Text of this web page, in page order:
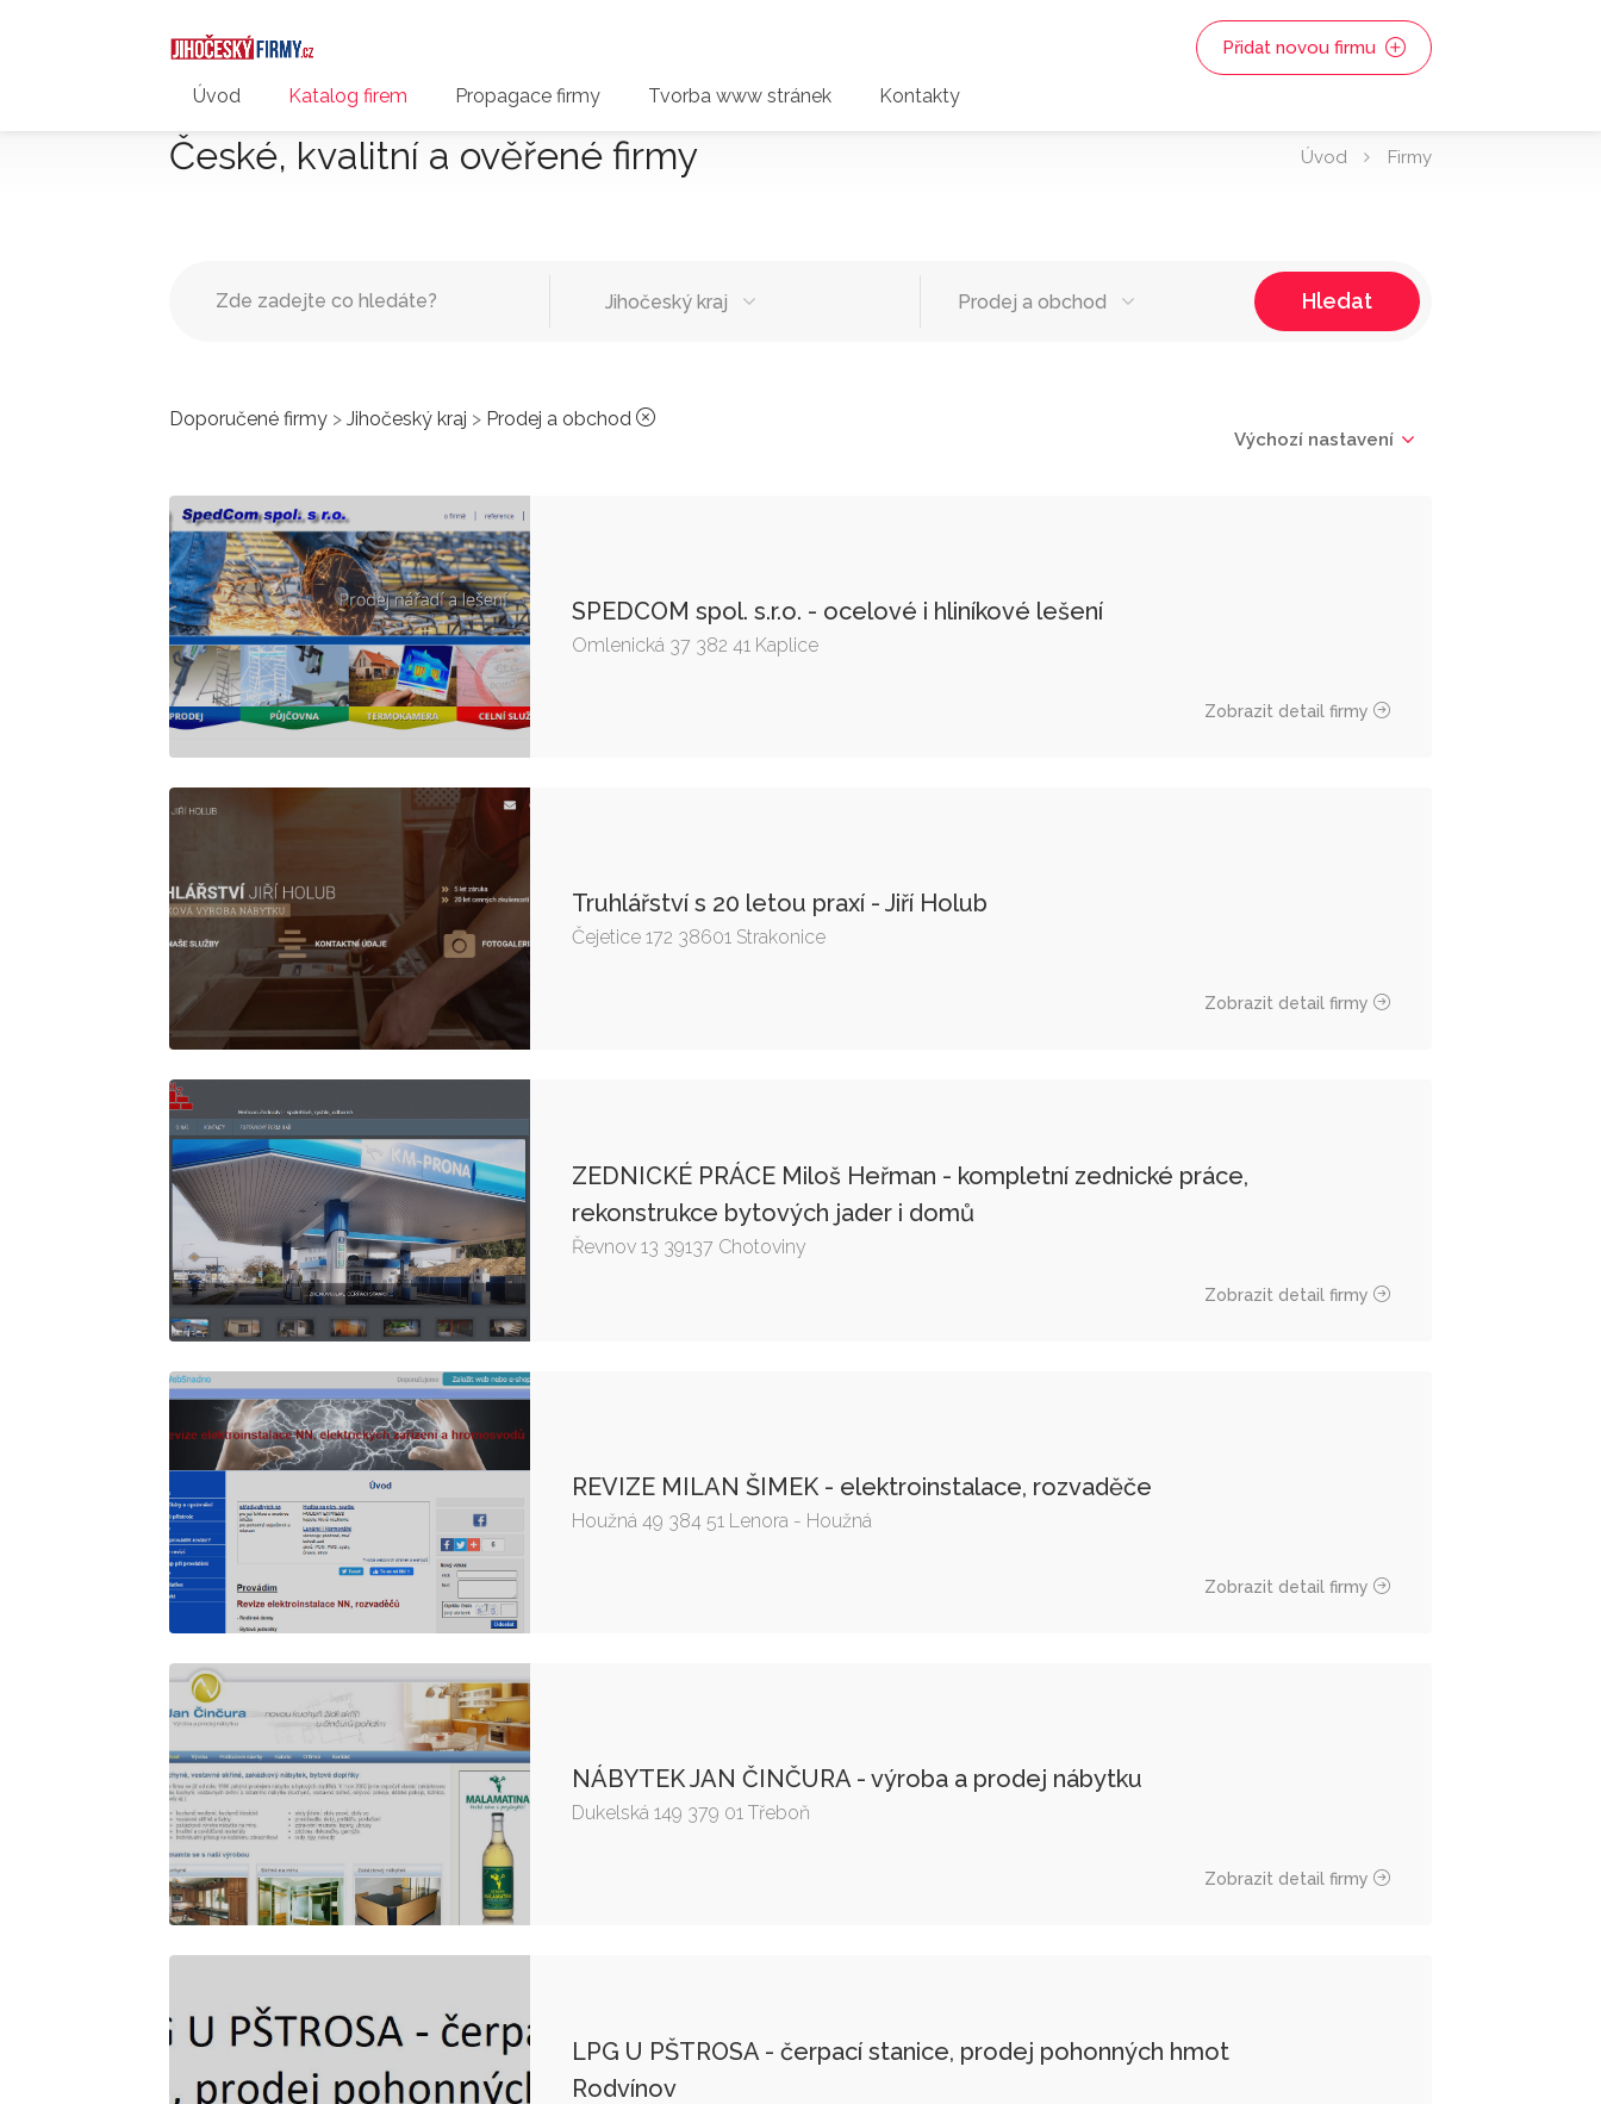
Úvod Katalog firem Propagace firmy Tvorba www stránek Kontakty
Přidat novou firmu
České, kvalitní a ověřené firmy Úvod Firmy
Jihočeský kraj Prodej a obchod Hledat
Doporučené firmy > Jihočeský kraj > Prodej a obchod
Výchozí nastavení
SPEDCOM spol. s.r.o. - ocelové i hliníkové lešení
Omlenická 37 382 41 Kaplice
Zobrazit detail firmy
Truhlářství s 20 letou praxí - Jiří Holub
Čejetice 172 38601 Strakonice
Zobrazit detail firmy
ZEDNICKÉ PRÁCE Miloš Heřman - kompletní zednické práce,
rekonstrukce bytových jader i domů
Řevnov 13 39137 Chotoviny
Zobrazit detail firmy
REVIZE MILAN ŠIMEK - elektroinstalace, rozvaděče
Houžná 49 384 51 Lenora - Houžná
Zobrazit detail firmy
NÁBYTEK JAN ČINČURA - výroba a prodej nábytku
Dukelská 149 379 01 Třeboň
Zobrazit detail firmy
LPG U PŠTROSA - čerpací stanice, prodej pohonných hmot
Rodvínov